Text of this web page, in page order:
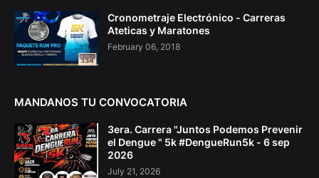
Cronometraje Electrónico - Carreras
Ateticas y Maratones
February 06, 2018
MANDANOS TU CONVOCATORIA
3era. Carrera "Juntos Podemos Prevenir
el Dengue " 5k #DengueRun5k - 6 sep
2026
July 21, 2026